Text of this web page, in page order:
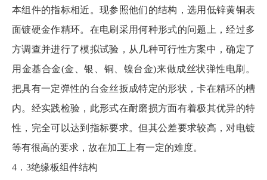
本组件的指标相近。现参照他们的结构，选用低锌黄铜表
面镀硬金作精环。在电刷采用何种形式的问题上，经过多
方调查并进行了模拟试验，从几种可行性方案中，确定了
用金基合金(金、银、铜、镍台金)来做成丝状弹性电刷。
把具有一定弹性的台金丝扳成特定的形状，卡在精环的槽
内。经实践检验，此形式在耐磨损方面有着极其优异的特
性，完全可以达到指标要求。但其公差要求较高，对电镀
等有很高的要求，故在加工上有一定的难度。
4．3绝缘板组件结构